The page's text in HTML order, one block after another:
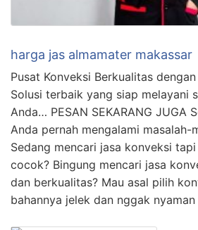
harga jas almamater makassar
Pusat Konveksi Berkualitas
Solusi terbaik yang siap melayani
Anda… PESAN SEKARANG JUGA
Anda pernah mengalami masalah-
Sedang mencari jasa konveksi
cocok? Bingung mencari jasa
dan berkualitas? Mau asal pilih
bahannya jelek dan nggak